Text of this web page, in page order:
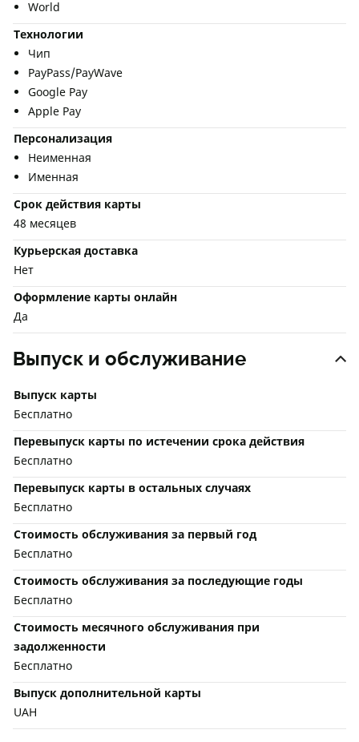
World
Технологии
Чип
PayPass/PayWave
Google Pay
Apple Pay
Персонализация
Неименная
Именная
Срок действия карты
48 месяцев
Курьерская доставка
Нет
Оформление карты онлайн
Да
Выпуск и обслуживание
Выпуск карты
Бесплатно
Перевыпуск карты по истечении срока действия
Бесплатно
Перевыпуск карты в остальных случаях
Бесплатно
Стоимость обслуживания за первый год
Бесплатно
Стоимость обслуживания за последующие годы
Бесплатно
Стоимость месячного обслуживания при
задолженности
Бесплатно
Выпуск дополнительной карты
UAH